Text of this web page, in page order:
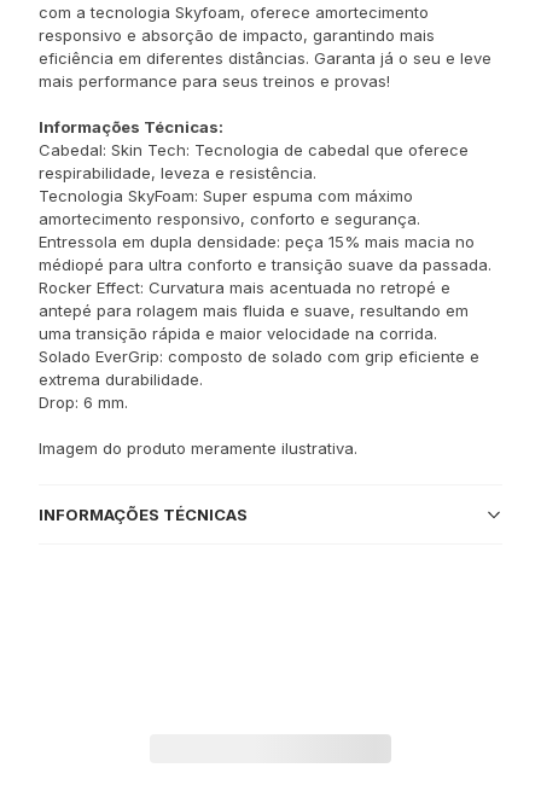
com a tecnologia Skyfoam, oferece amortecimento
responsivo e absorção de impacto, garantindo mais
eficiência em diferentes distâncias. Garanta já o seu e leve
mais performance para seus treinos e provas!
Informações Técnicas:
Cabedal: Skin Tech: Tecnologia de cabedal que oferece
respirabilidade, leveza e resistência.
Tecnologia SkyFoam: Super espuma com máximo
amortecimento responsivo, conforto e segurança.
Entressola em dupla densidade: peça 15% mais macia no
médiopé para ultra conforto e transição suave da passada.
Rocker Effect: Curvatura mais acentuada no retropé e
antepé para rolagem mais fluida e suave, resultando em
uma transição rápida e maior velocidade na corrida.
Solado EverGrip: composto de solado com grip eficiente e
extrema durabilidade.
Drop: 6 mm.
Imagem do produto meramente ilustrativa.
INFORMAÇÕES TÉCNICAS